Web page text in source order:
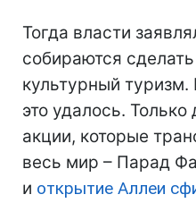
Тогда власти
собираются
культурный туризм.
это удалось.
акции, которые
весь мир – Парад
и открытие Аллеи